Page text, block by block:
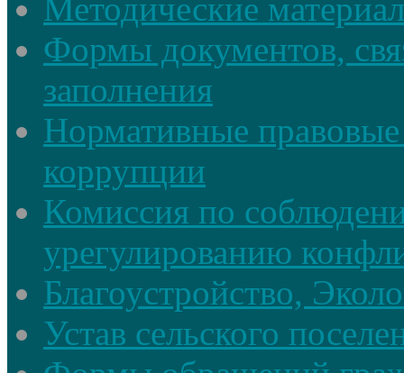
Методические
Формы документов,
заполнения
Нормативные
коррупции
Комиссия по
урегулированию
Благоустройство,
Устав сельского